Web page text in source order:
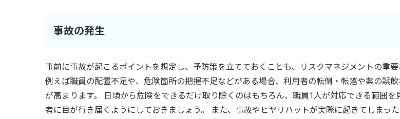
事故の発生
事前に事故が起こるポイントを想定し、予防策を立てておくことも、リスクマネジメントの重要
例えば職員の配置不足や、危険箇所の把握不足などがある場合、利用者の転倒・転落や薬の誤
が高まります。 日頃から危険をできるだけ取り除くのはもちろん、職員1人が対応できる範囲を
者に目が行き届くようにしておきましょう。 また、事故やヒヤリハットが実際に起きてしまっ